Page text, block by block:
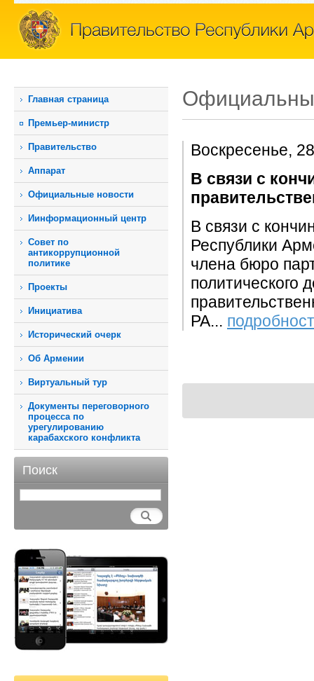
Главная страница
Премьер-министр
Правительство
Аппарат
Официальные новости
Иинформационный центр
Совет по
антикоррупционной
политике
Проекты
Инициатива
Исторический очерк
Об Армении
Виртуальный тур
Документы переговорного
процесса по
урегулированию
карабахского конфликта
Поиск
Воскресенье,
В связи с
В связи с
Республики
члена бюро
политического
РА...